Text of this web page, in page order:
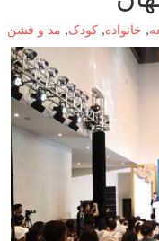
, خانواده, کودک, مد و فشن